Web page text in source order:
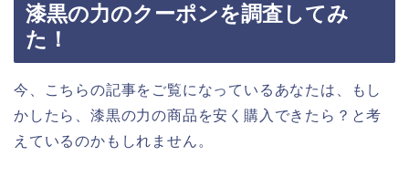
漆黒の力のクーポンを調査してみ
た！
今、こちらの記事をご覧になっているあなたは、もし
かしたら、漆黒の力の商品を安く購入できたら？と考
えているのかもしれません。